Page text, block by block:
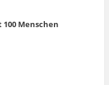
Menschen